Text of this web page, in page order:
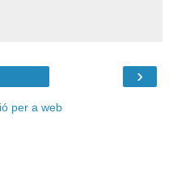
›
per a web